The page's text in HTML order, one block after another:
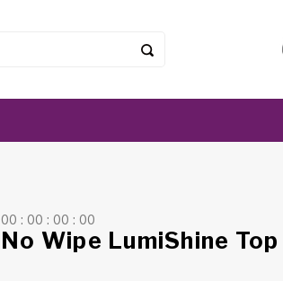
00 : 00 : 00 : 00
No Wipe LumiShine Top